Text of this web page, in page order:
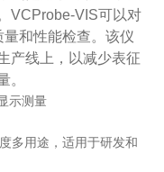
VCProbe-VIS可以对
和性能检查。该仪
产线上，以减少表征
。
多用途，适用于研发和